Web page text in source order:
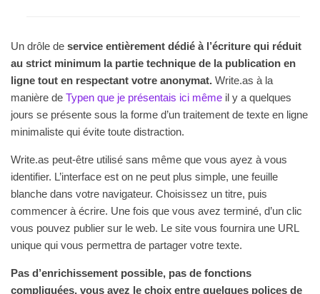
Un drôle de service entièrement dédié à l’écriture qui réduit
au strict minimum la partie technique de la publication en
ligne tout en respectant votre anonymat. Write.as à la
manière de Typen que je présentais ici même il y a quelques
jours se présente sous la forme d’un traitement de texte en ligne
minimaliste qui évite toute distraction.
Write.as peut-être utilisé sans même que vous ayez à vous
identifier. L’interface est on ne peut plus simple, une feuille
blanche dans votre navigateur. Choisissez un titre, puis
commencer à écrire. Une fois que vous avez terminé, d’un clic
vous pouvez publier sur le web. Le site vous fournira une URL
unique qui vous permettra de partager votre texte.
Pas d’enrichissement possible, pas de fonctions
compliquées, vous avez le choix entre quelques polices de